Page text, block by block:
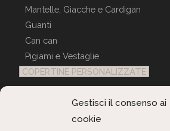
Gestisci il consenso ai
cookie
Mantelle, Giacche e Cardigan
Guanti
Can can
Pigiami e Vestaglie
COPERTINE PERSONALIZZATE
Servizio Clienti